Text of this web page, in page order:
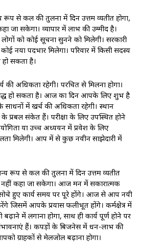
रूप से कल की तुलना में दिन उत्तम व्यतीत होगा,
जा सकेगा। व्यापार में लाभ की उम्मीद है।
को कोई सूचना सुनने को मिलेगी। सरकारी
नया पदभार मिलेगा। परिवार में किसी सदस्य
सकता है।
की अधिकता रहेगी। परचित से मिलना होगा।
हो सकता है। आज का दिन आपके लिए शुभ है
में खर्च की अधिकता रहेगी। स्थान
के प्रबल संकेत हैं। परीक्षा के लिए उपस्थित होने
या उच्च अध्ययन में प्रवेश के लिए
मिलेगी। आप में से कुछ नवीन साझेदारी में
रूप से कल की तुलना में दिन उत्तम व्यतीत
नहीं कहा जा सकेगा। आज मन में सकारात्मक
सोचे हुए कार्य समय पर पूरे होंगे। आज से आप नयी
जिसमें आपके प्रयास फलीभूत होंगे। कर्मक्षेत्र में
बढ़ाने में लगाना होगा, साथ ही कार्य पूर्ण होने पर
हैं। कपड़ों के बिजनेस में धन-लाभ की
ग्राहकों से मेलजोल बढ़ाना होगा।